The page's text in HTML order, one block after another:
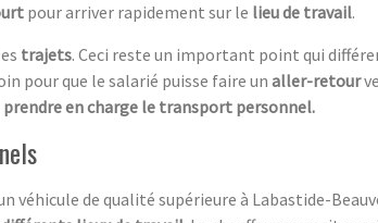
pour arriver rapidement sur le lieu de travail.
trajets. Ceci reste un important point qui
pour que le salarié puisse faire un aller-retour
prendre en charge le transport personnel.
véhicule de qualité supérieure à Labastide-